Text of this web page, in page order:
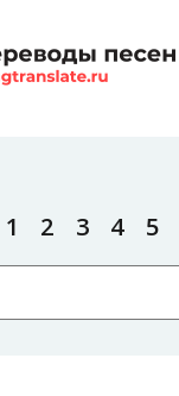
1 2 3 4 5